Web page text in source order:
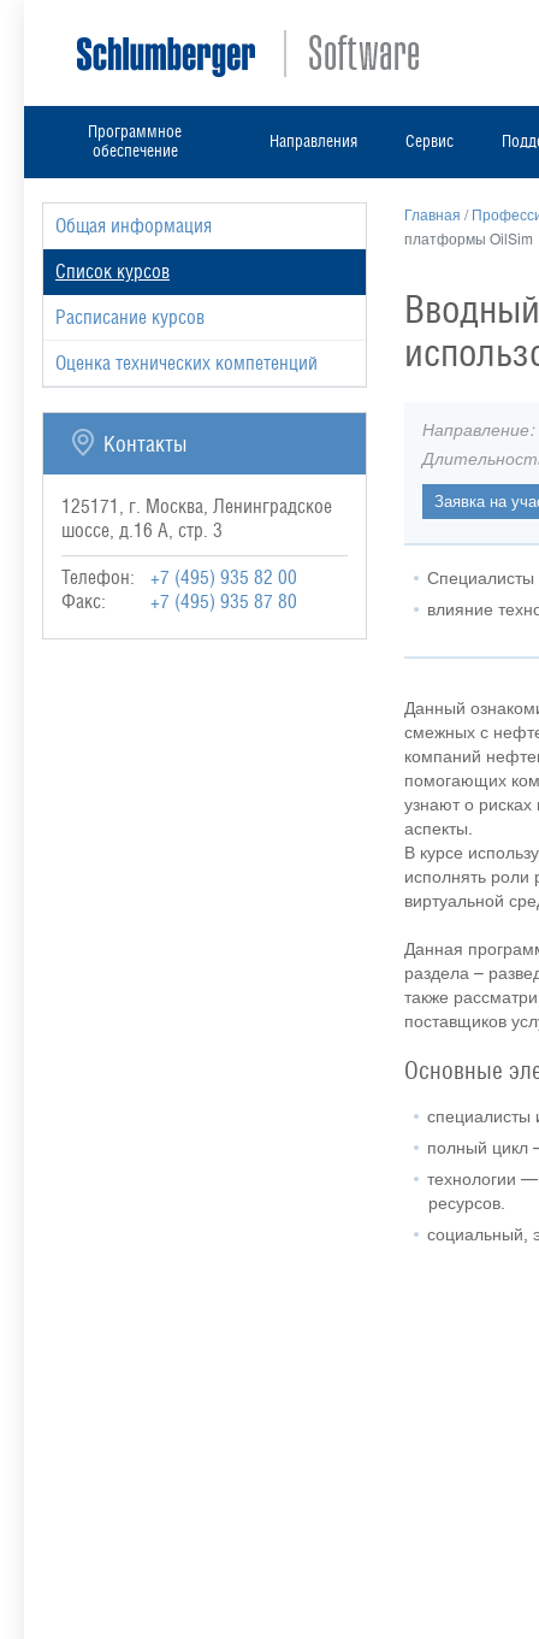
Программное
обеспечение
Направления Сервис
Общая информация
Список курсов
Расписание курсов
Оценка технических компетенций
Контакты
125171, г. Москва, Ленинградское
шоссе, д.16 А, стр. 3
Телефон:
+7 (495) 935 82 00
Факс:
+7 (495) 935 87 80
Главная /
платформы OilSim
Направление:
Специалисты
влияние
Данный
смежных с
компаний
помогающих
узнают о
аспекты.
В курсе
исполнять роли
виртуальной
Данная
раздела –
также
поставщиков
Основные
специалисты
полный цикл
технологии
ресурсов.
социальный,